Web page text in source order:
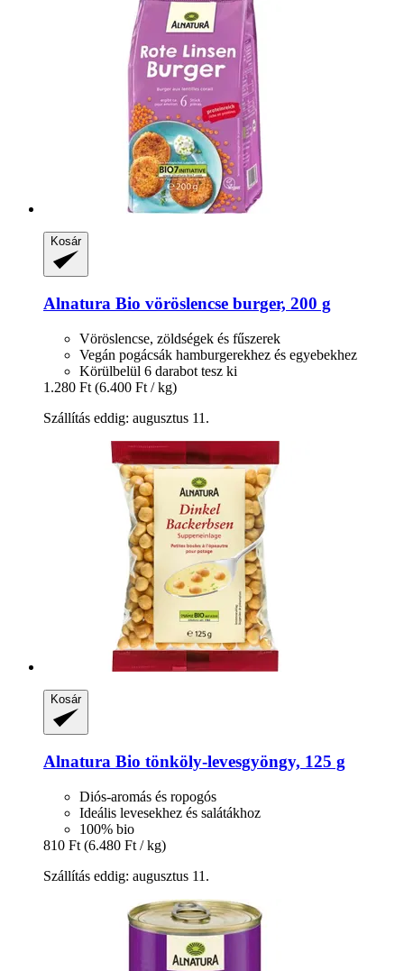
Kosár
Alnatura Bio vöröslencse burger, 200 g
Vöröslencse, zöldségek és fűszerek
Vegán pogácsák hamburgerekhez és egyebekhez
Körülbelül 6 darabot tesz ki
1.280 Ft (6.400 Ft / kg)
Szállítás eddig: augusztus 11.
Kosár
Alnatura Bio tönköly-​levesgyöngy, 125 g
Diós-aromás és ropogós
Ideális levesekhez és salátákhoz
100% bio
810 Ft (6.480 Ft / kg)
Szállítás eddig: augusztus 11.